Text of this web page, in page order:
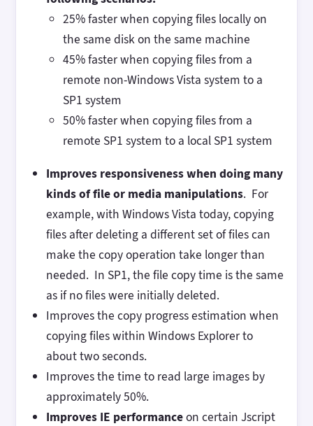
25% faster when copying files locally on
the same disk on the same machine
45% faster when copying files from a
remote non-Windows Vista system to a
SP1 system
50% faster when copying files from a
remote SP1 system to a local SP1 system
Improves responsiveness when doing many
kinds of file or media manipulations. For
example, with Windows Vista today, copying
files after deleting a different set of files can
make the copy operation take longer than
needed. In SP1, the file copy time is the same
as if no files were initially deleted.
Improves the copy progress estimation when
copying files within Windows Explorer to
about two seconds.
Improves the time to read large images by
approximately 50%.
Improves IE performanceon certain Jscript